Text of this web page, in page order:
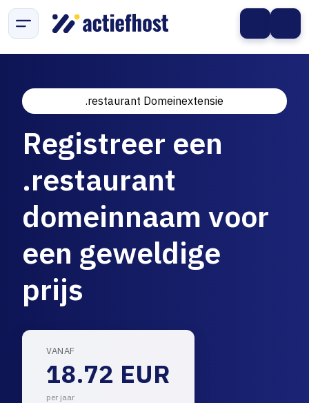
.restaurant Domeinextensie
Registreer een
.restaurant
domeinnaam voor
een geweldige
prijs
VANAF
18.72 EUR
per jaar